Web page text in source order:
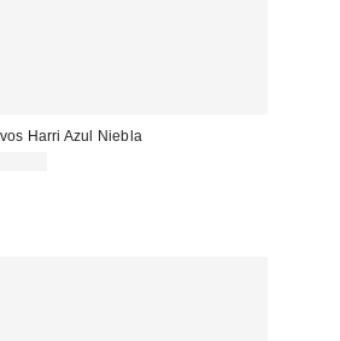
Harri Azul Niebla